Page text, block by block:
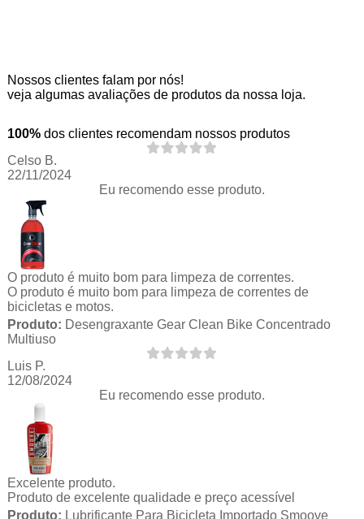
Nossos clientes falam por nós!
veja algumas avaliações de produtos da nossa loja.
100% dos clientes recomendam nossos produtos
Celso B.
22/11/2024
Eu recomendo esse produto.
O produto é muito bom para limpeza de correntes.
O produto é muito bom para limpeza de correntes de
bicicletas e motos.
Produto: Desengraxante Gear Clean Bike Concentrado
Multiuso
Luis P.
12/08/2024
Eu recomendo esse produto.
Excelente produto.
Produto de excelente qualidade e preço acessível
Produto: Lubrificante Para Bicicleta Importado Smoove